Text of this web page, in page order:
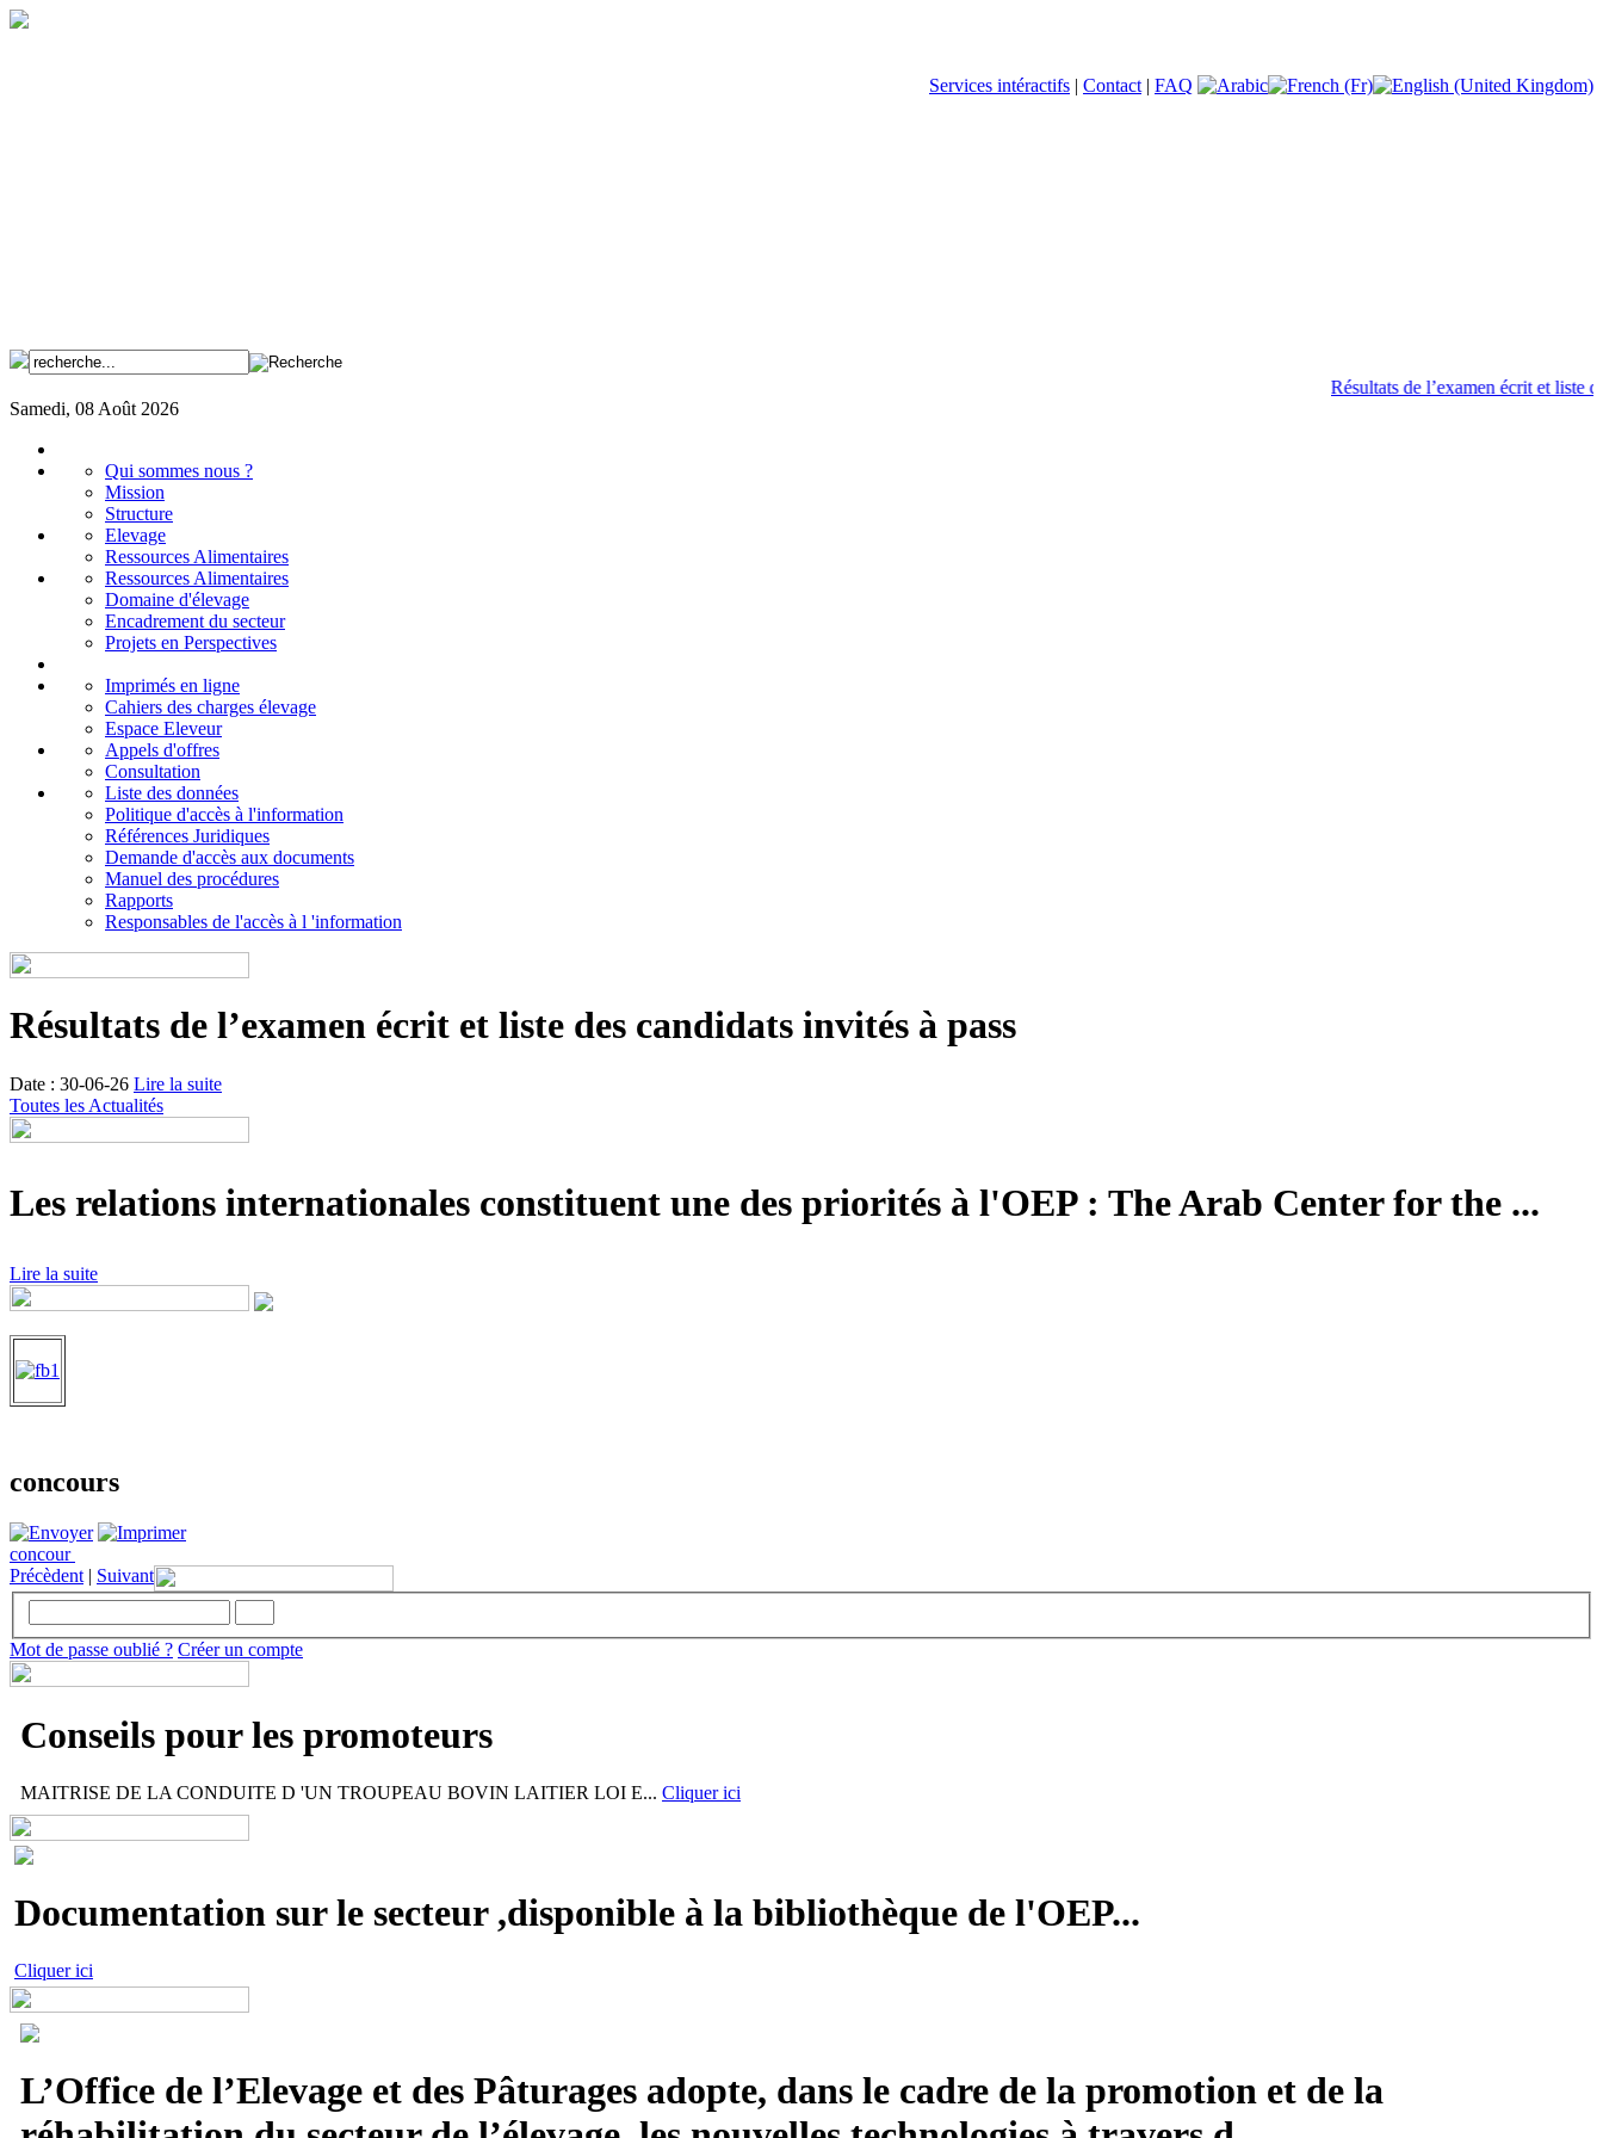
Services intéractifs | Contact | FAQ
Résultats de l’examen écrit et liste
Samedi, 08 Août 2026
Qui sommes nous ?
Mission
Structure
Elevage
Ressources Alimentaires
Ressources Alimentaires
Domaine d'élevage
Encadrement du secteur
Projets en Perspectives
Imprimés en ligne
Cahiers des charges élevage
Espace Eleveur
Appels d'offres
Consultation
Liste des données
Politique d'accès à l'information
Références Juridiques
Demande d'accès aux documents
Manuel des procédures
Rapports
Responsables de l'accès à l 'information
Résultats de l’examen écrit et liste des candidats invités à pass
Date : 30-06-26 Lire la suite
Toutes les Actualités
Les relations internationales constituent une des priorités à l'OEP : The Arab Center for the ...
Lire la suite
concours
concour
Précèdent | Suivant
Mot de passe oublié ? Créer un compte
Conseils pour les promoteurs
MAITRISE DE LA CONDUITE D 'UN TROUPEAU BOVIN LAITIER LOI E... Cliquer ici
Documentation sur le secteur ,disponible à la bibliothèque de l'OEP...
Cliquer ici
L’Office de l’Elevage et des Pâturages adopte, dans le cadre de la promotion et de la